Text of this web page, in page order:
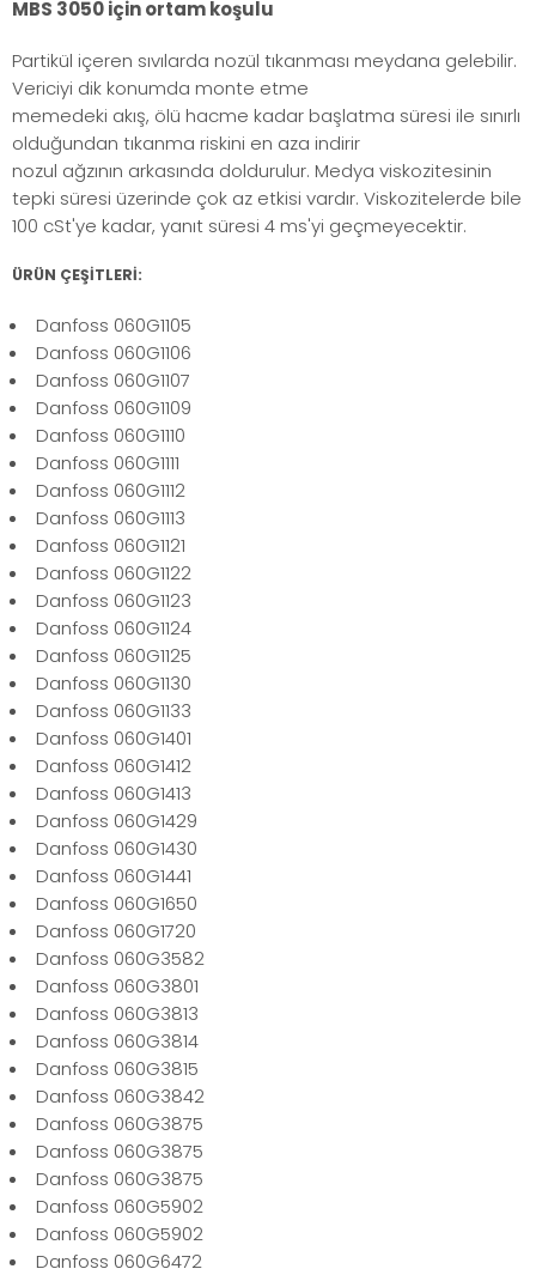
MBS 3050 için ortam koşulu
Partikül içeren sıvılarda nozül tıkanması meydana gelebilir.
Vericiyi dik konumda monte etme
memedeki akış, ölü hacme kadar başlatma süresi ile sınırlı
olduğundan tıkanma riskini en aza indirir
nozul ağzının arkasında doldurulur. Medya viskozitesinin
tepki süresi üzerinde çok az etkisi vardır. Viskozitelerde bile
100 cSt'ye kadar, yanıt süresi 4 ms'yi geçmeyecektir.
ÜRÜN ÇEŞİTLERİ:
Danfoss 060G1105
Danfoss 060G1106
Danfoss 060G1107
Danfoss 060G1109
Danfoss 060G1110
Danfoss 060G1111
Danfoss 060G1112
Danfoss 060G1113
Danfoss 060G1121
Danfoss 060G1122
Danfoss 060G1123
Danfoss 060G1124
Danfoss 060G1125
Danfoss 060G1130
Danfoss 060G1133
Danfoss 060G1401
Danfoss 060G1412
Danfoss 060G1413
Danfoss 060G1429
Danfoss 060G1430
Danfoss 060G1441
Danfoss 060G1650
Danfoss 060G1720
Danfoss 060G3582
Danfoss 060G3801
Danfoss 060G3813
Danfoss 060G3814
Danfoss 060G3815
Danfoss 060G3842
Danfoss 060G3875
Danfoss 060G3875
Danfoss 060G3875
Danfoss 060G5902
Danfoss 060G5902
Danfoss 060G6472